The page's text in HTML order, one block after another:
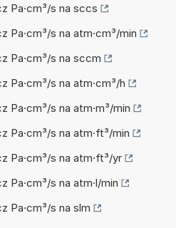
Pa·cm³/s na sccs
Pa·cm³/s na atm·cm³/min
Pa·cm³/s na sccm
Pa·cm³/s na atm·cm³/h
Pa·cm³/s na atm·m³/min
Pa·cm³/s na atm·ft³/min
Pa·cm³/s na atm·ft³/yr
Pa·cm³/s na atm·l/min
Pa·cm³/s na slm